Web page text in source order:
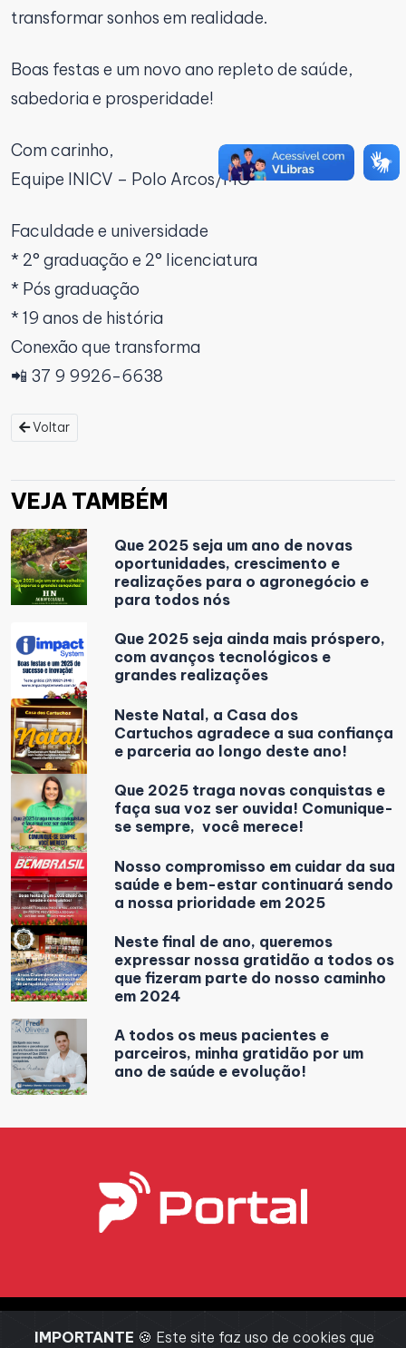
transformar sonhos em realidade.
Boas festas e um novo ano repleto de saúde,
sabedoria e prosperidade!
Com carinho,
Equipe INICV – Polo Arcos/MG
Faculdade e universidade
* 2° graduação e 2° licenciatura
* Pós graduação
* 19 anos de história
Conexão que transforma
📲 37 9 9926-6638
Voltar
VEJA TAMBÉM
Que 2025 seja um ano de novas
oportunidades, crescimento e
realizações para o agronegócio e
para todos nós
Que 2025 seja ainda mais próspero,
com avanços tecnológicos e
grandes realizações
Neste Natal, a Casa dos
Cartuchos agradece a sua confiança
e parceria ao longo deste ano!
Que 2025 traga novas conquistas e
faça sua voz ser ouvida! Comunique-
se sempre, você merece!
Nosso compromisso em cuidar da sua
saúde e bem-estar continuará sendo
a nossa prioridade em 2025
Neste final de ano, queremos
expressar nossa gratidão a todos os
que fizeram parte do nosso caminho
em 2024
A todos os meus pacientes e
parceiros, minha gratidão por um
ano de saúde e evolução!
IMPORTANTE 🍪 Este site faz uso de cookies que